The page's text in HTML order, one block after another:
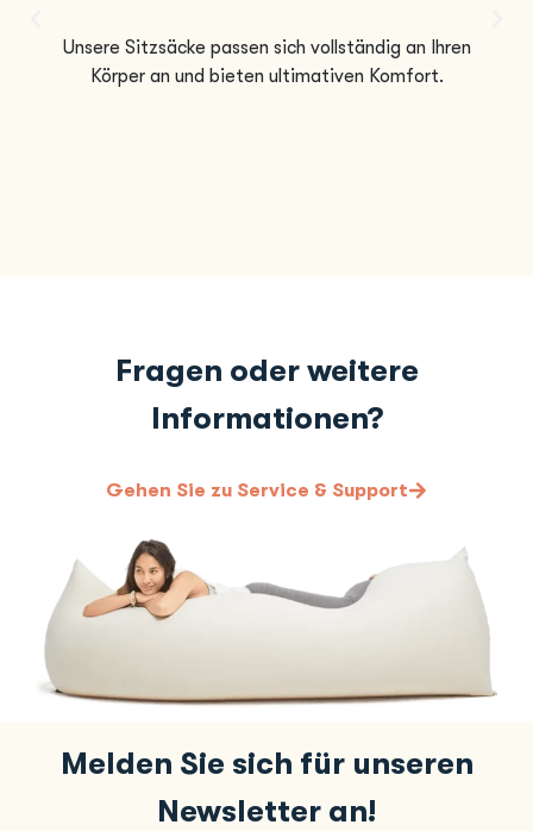
Unsere Sitzsäcke passen sich vollständig an Ihren
Körper an und bieten ultimativen Komfort.
Fragen oder weitere
Informationen?
Gehen Sie zu Service & Support
Melden Sie sich für unseren
Newsletter an!